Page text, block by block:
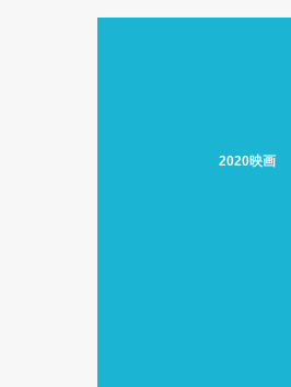
2020映画